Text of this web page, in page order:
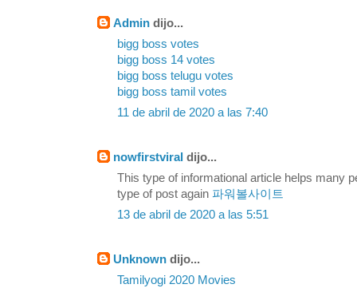
Admin dijo...
bigg boss votes
bigg boss 14 votes
bigg boss telugu votes
bigg boss tamil votes
11 de abril de 2020 a las 7:40
nowfirstviral dijo...
This type of informational article helps many
type of post again 파워볼사이트
13 de abril de 2020 a las 5:51
Unknown dijo...
Tamilyogi 2020 Movies